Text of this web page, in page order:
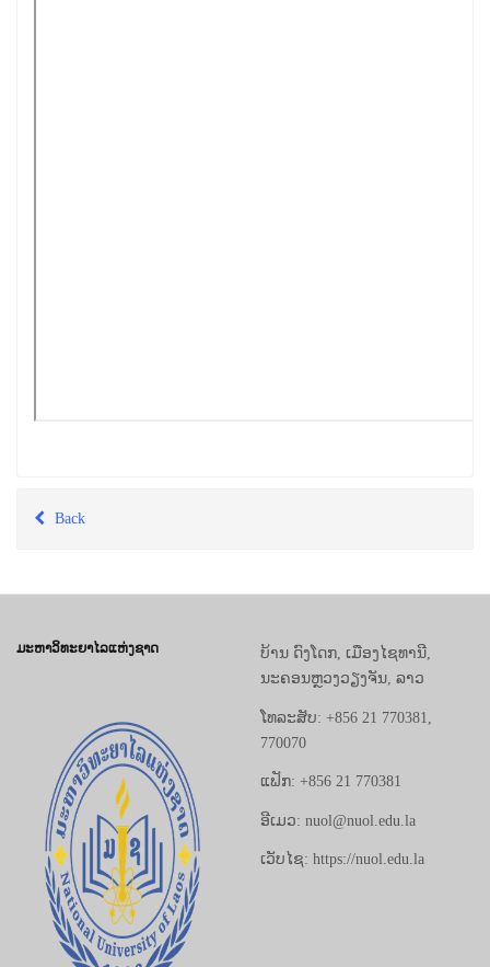
Back
ມະຫາວິທະຍາໄລແຫ່ງຊາດ
ບ້ານ ດົງໂດກ, ເມືອງໄຊທານີ,
ນະຄອນຫຼວງວຽງຈັນ, ລາວ
ໂທລະສັບ: +856 21 770381,
770070
ແຟັກ: +856 21 770381
ອີເມວ: nuol@nuol.edu.la
ເວັບໄຊ: https://nuol.edu.la